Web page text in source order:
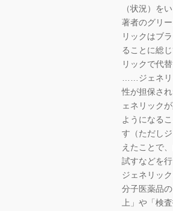
（状況）を
著者のグリ
リックはブ
ることに総
リックで代
……ジェネリ
性が担保さ
ェネリック
ようになる
す（ただし
えたことで
試すなどを
ジェネリッ
分子医薬品
上」や「検